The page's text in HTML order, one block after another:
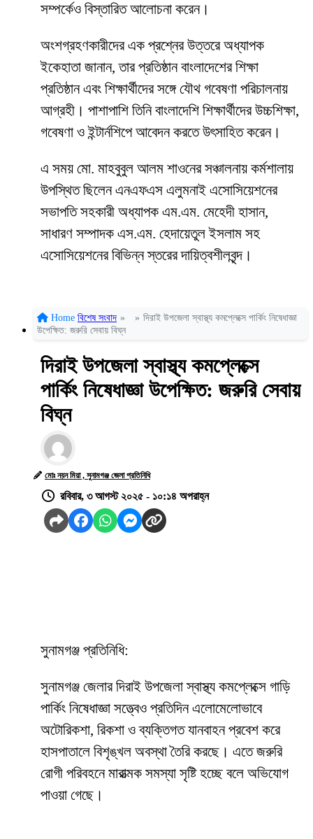
সম্পর্কেও বিস্তারিত আলোচনা করেন।
অংশগ্রহণকারীদের এক প্রশ্নের উত্তরে অধ্যাপক
ইকেহাতা জানান, তার প্রতিষ্ঠান বাংলাদেশের শিক্ষা
প্রতিষ্ঠান এবং শিক্ষার্থীদের সঙ্গে যৌথ গবেষণা পরিচালনায়
আগ্রহী। পাশাপাশি তিনি বাংলাদেশি শিক্ষার্থীদের উচ্চশিক্ষা,
গবেষণা ও ইন্টার্নশিপে আবেদন করতে উৎসাহিত করেন।
এ সময় মো. মাহবুবুল আলম শাওনের সঞ্চালনায় কর্মশালায়
উপস্থিত ছিলেন এনএফএস এলুমনাই এসোসিয়েশনের
সভাপতি সহকারী অধ্যাপক এম.এম. মেহেদী হাসান,
সাধারণ সম্পাদক এস.এম. হেদায়েতুল ইসলাম সহ
এসোসিয়েশনের বিভিন্ন স্তরের দায়িত্বশীলবৃন্দ।
Home বিশেষ সংবাদ » » দিরাই উপজেলা স্বাস্থ্য কমপ্লেক্সে পার্কিং নিষেধাজ্ঞা
উপেক্ষিত: জরুরি সেবায় বিঘ্ন
দিরাই উপজেলা স্বাস্থ্য কমপ্লেক্সে
পার্কিং নিষেধাজ্ঞা উপেক্ষিত: জরুরি সেবায়
বিঘ্ন
মোঃ নয়ন মিয়া , সুনামগঞ্জ জেলা প্রতিনিধি
রবিবার, ৩ আগস্ট ২০২৫ - ১০:১৪ অপরাহ্ন
সুনামগঞ্জ প্রতিনিধি:
সুনামগঞ্জ জেলার দিরাই উপজেলা স্বাস্থ্য কমপ্লেক্সে গাড়ি
পার্কিং নিষেধাজ্ঞা সত্ত্বেও প্রতিদিন এলোমেলোভাবে
অটোরিকশা, রিকশা ও ব্যক্তিগত যানবাহন প্রবেশ করে
হাসপাতালে বিশৃঙ্খল অবস্থা তৈরি করছে। এতে জরুরি
রোগী পরিবহনে মারাত্মক সমস্যা সৃষ্টি হচ্ছে বলে অভিযোগ
পাওয়া গেছে।